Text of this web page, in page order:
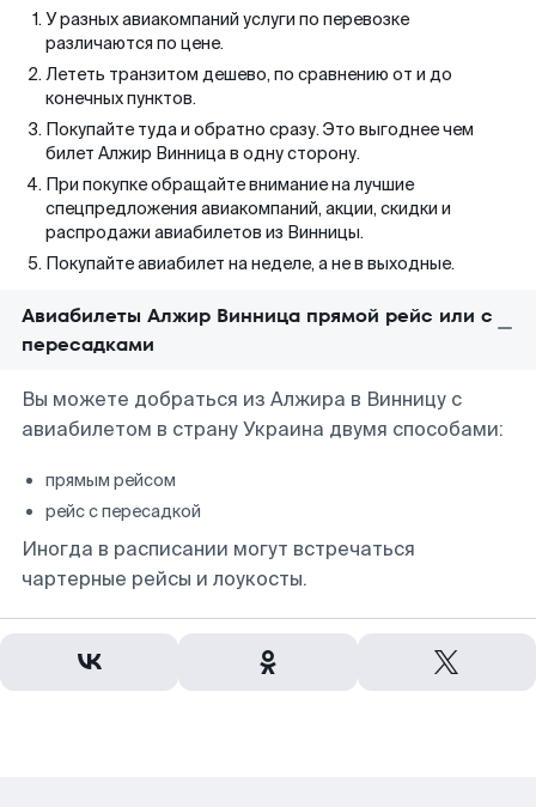
У разных авиакомпаний услуги по перевозке
различаются по цене.
Лететь транзитом дешево, по сравнению от и до
конечных пунктов.
Покупайте туда и обратно сразу. Это выгоднее чем
билет Алжир Винница в одну сторону.
При покупке обращайте внимание на лучшие
спецпредложения авиакомпаний, акции, скидки и
распродажи авиабилетов из Винницы.
Покупайте авиабилет на неделе, а не в выходные.
Авиабилеты Алжир Винница прямой рейс или с
пересадками
Вы можете добраться из Алжира в Винницу с
авиабилетом в страну Украина двумя способами:
прямым рейсом
рейс с пересадкой
Иногда в расписании могут встречаться
чартерные рейсы и лоукосты.